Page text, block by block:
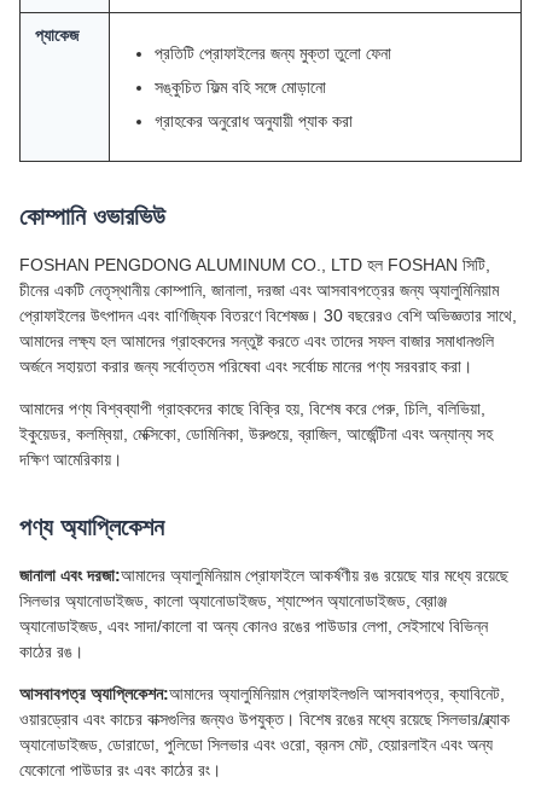
প্যাকেজ
প্রতিটি প্রোফাইলের জন্য মুক্তা তুলো ফেনা
সঙ্কুচিত ফিল্ম বহি সঙ্গে মোড়ানো
গ্রাহকের অনুরোধ অনুযায়ী প্যাক করা
কোম্পানি ওভারভিউ
FOSHAN PENGDONG ALUMINUM CO., LTD হল FOSHAN সিটি,
চীনের একটি নেতৃস্থানীয় কোম্পানি, জানালা, দরজা এবং আসবাবপত্রের জন্য অ্যালুমিনিয়াম
প্রোফাইলের উৎপাদন এবং বাণিজ্যিক বিতরণে বিশেষজ্ঞ। 30 বছরেরও বেশি অভিজ্ঞতার সাথে,
আমাদের লক্ষ্য হল আমাদের গ্রাহকদের সন্তুষ্ট করতে এবং তাদের সফল বাজার সমাধানগুলি
অর্জনে সহায়তা করার জন্য সর্বোত্তম পরিষেবা এবং সর্বোচ্চ মানের পণ্য সরবরাহ করা।
আমাদের পণ্য বিশ্বব্যাপী গ্রাহকদের কাছে বিক্রি হয়, বিশেষ করে পেরু, চিলি, বলিভিয়া,
ইকুয়েডর, কলম্বিয়া, মেক্সিকো, ডোমিনিকা, উরুগুয়ে, ব্রাজিল, আর্জেন্টিনা এবং অন্যান্য সহ
দক্ষিণ আমেরিকায়।
পণ্য অ্যাপ্লিকেশন
জানালা এবং দরজা:আমাদের অ্যালুমিনিয়াম প্রোফাইলে আকর্ষণীয় রঙ রয়েছে যার মধ্যে রয়েছে
সিলভার অ্যানোডাইজড, কালো অ্যানোডাইজড, শ্যাম্পেন অ্যানোডাইজড, ব্রোঞ্জ
অ্যানোডাইজড, এবং সাদা/কালো বা অন্য কোনও রঙের পাউডার লেপা, সেইসাথে বিভিন্ন
কাঠের রঙ।
আসবাবপত্র অ্যাপ্লিকেশন:আমাদের অ্যালুমিনিয়াম প্রোফাইলগুলি আসবাবপত্র, ক্যাবিনেট,
ওয়ারড্রোব এবং কাচের বাক্সগুলির জন্যও উপযুক্ত। বিশেষ রঙের মধ্যে রয়েছে সিলভার/ব্ল্যাক
অ্যানোডাইজড, ডোরাডো, পুলিডো সিলভার এবং ওরো, ব্রনস মেট, হেয়ারলাইন এবং অন্য
যেকোনো পাউডার রং এবং কাঠের রং।